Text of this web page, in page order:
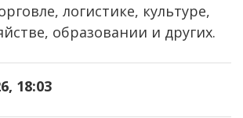
логистике, культуре,
образовании и других.
18:03